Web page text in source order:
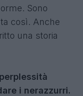
Sono
così. Anche
una storia
i nerazzurri.